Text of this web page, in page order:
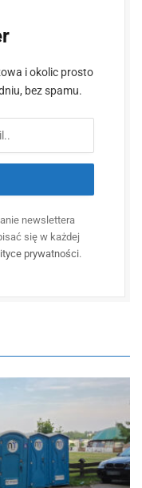
i okolic prosto
bez spamu.
newslettera
się w każdej
prywatności.